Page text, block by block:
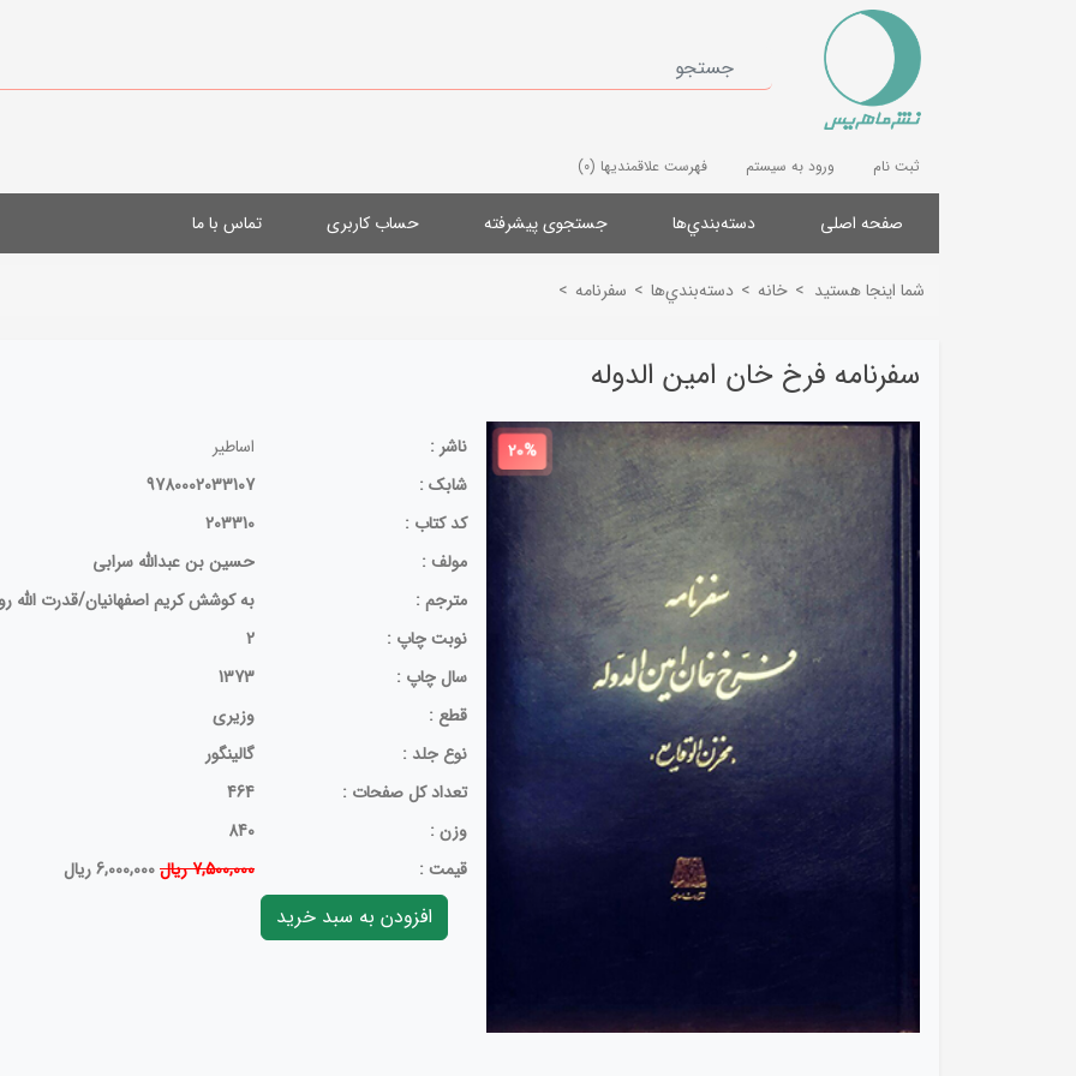
ثبت نام ورود به سیستم فهرست علاقمندیها (0)
صفحه اصلی دسته‌بندي‌ها جستجوی پیشرفته حساب کاربری تماس با ما
شما اینجا هستید > خانه > دسته‌بندي‌ها > سفرنامه >
سفرنامه فرخ خان امین الدوله
20% ناشر :
اساطیر
شابک :
9780002033107
کد کتاب :
203310
مولف :
حسین‏ بن ‏عبدالله سرابی‏
مترجم :
به کوشش کریم اصفهانیان/قدرت الله
نوبت چاپ :
2
سال چاپ :
1373
قطع :
وزیری
نوع جلد :
گالینگور
تعداد کل صفحات :
464
وزن :
840
قيمت :
7,500,000 ریال 6,000,000 ریال